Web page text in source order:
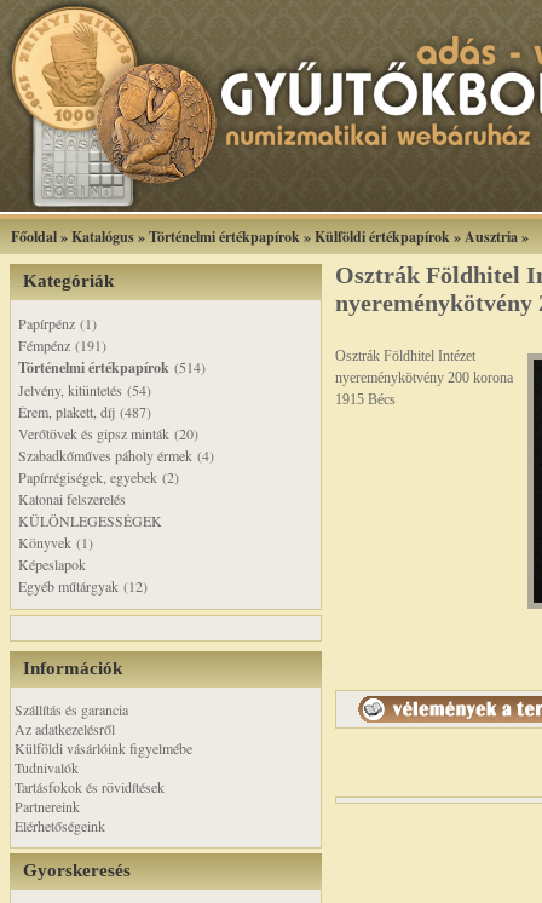
Főoldal»Katalógus»Történelmi értékpapírok»Külföldi értékpapírok»Ausztria»
Kategóriák
Papírpénz (1)
Fémpénz (191)
Történelmi értékpapírok (514)
Jelvény, kitüntetés (54)
Érem, plakett, díj (487)
Verőtövek és gipsz minták (20)
Szabadkőműves páholy érmek (4)
Papírrégiségek, egyebek (2)
Katonai felszerelés
KÜLÖNLEGESSÉGEK
Könyvek (1)
Képeslapok
Egyéb műtárgyak (12)
Információk
Szállítás és garancia
Az adatkezelésről
Külföldi vásárlóink figyelmébe
Tudnivalók
Tartásfokok és rövidítések
Partnereink
Elérhetőségeink
Gyorskeresés
Osztrák Földhitel
nyereménykötvény
Osztrák Földhitel Intézet
nyereménykötvény 200 korona
1915 Bécs